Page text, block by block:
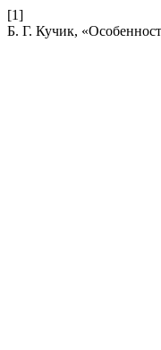
[1]
Б. Г. Кучик,